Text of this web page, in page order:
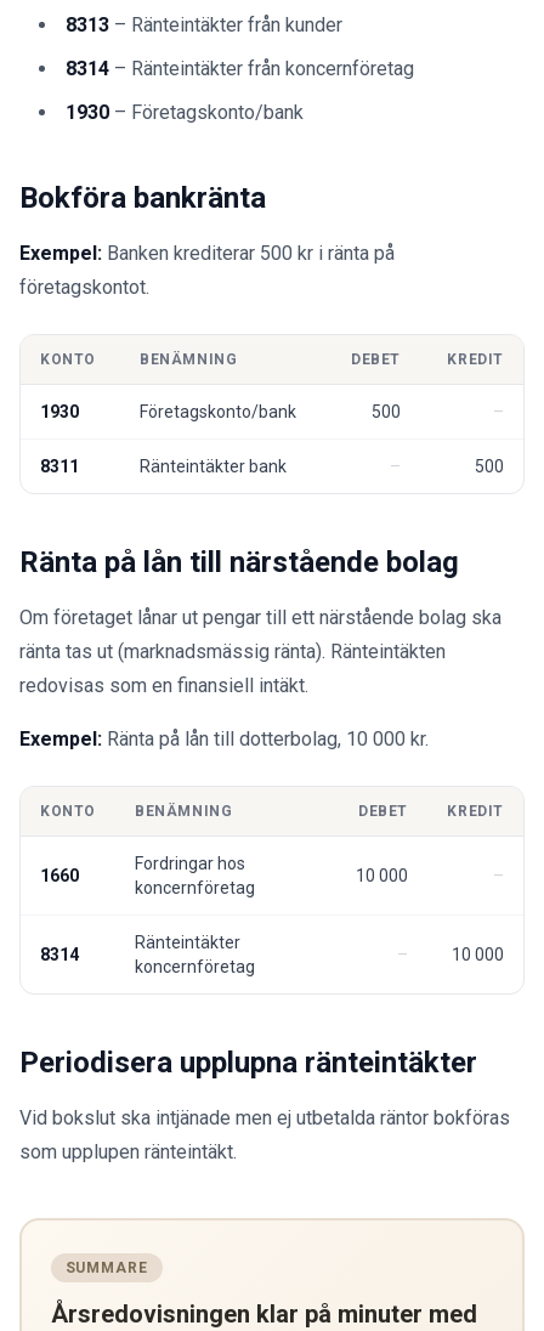
8313 – Ränteintäkter från kunder
8314 – Ränteintäkter från koncernföretag
1930 – Företagskonto/bank
Bokföra bankränta
Exempel: Banken krediterar 500 kr i ränta på
företagskontot.
KONTO BENÄMNING DEBET KREDIT
1930 Företagskonto/bank 500
8311 Ränteintäkter bank 500
Ränta på lån till närstående bolag
Om företaget lånar ut pengar till ett närstående bolag ska
ränta tas ut (marknadsmässig ränta). Ränteintäkten
redovisas som en finansiell intäkt.
Exempel: Ränta på lån till dotterbolag, 10 000 kr.
KONTO BENÄMNING DEBET KREDIT
1660
Fordringar hos
koncernföretag
10 000
8314
Ränteintäkter
koncernföretag
10 000
Periodisera upplupna ränteintäkter
Vid bokslut ska intjänade men ej utbetalda räntor bokföras
som upplupen ränteintäkt.
SUMMARE
Årsredovisningen klar på minuter med